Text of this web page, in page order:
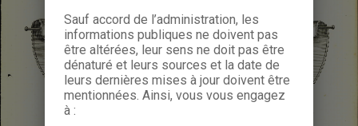
Sauf accord de l’administration, les
informations publiques ne doivent pas
être altérées, leur sens ne doit pas être
dénaturé et leurs sources et la date de
leurs dernières mises à jour doivent être
mentionnées. Ainsi, vous vous engagez
à :